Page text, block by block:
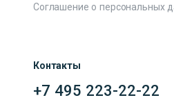
Соглашение о персональных
Контакты
+7 495 223-22-22